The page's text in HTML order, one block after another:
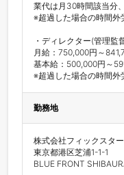
業代は月30時間該当分
※超過した場合の時間外
・ディレクター(管理監
月給：750,000円～
基本給：500,000円～
※超過した場合の時間外
勤務地
株式会社フィックスタ
東京都港区芝浦1-1-1
BLUE FRONT